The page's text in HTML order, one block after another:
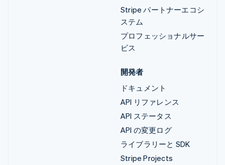
Stripe パートナーエコシ
ステム
プロフェッショナルサー
ビス
開発者
ドキュメント
API リファレンス
API ステータス
API の変更ログ
ライブラリーと SDK
Stripe Projects